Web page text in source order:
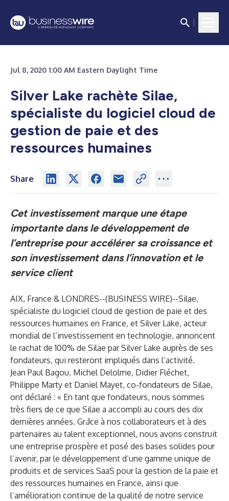
Jul 8, 2020 1:00 AM Eastern Daylight Time
Silver Lake rachète Silae,
spécialiste du logiciel cloud de
gestion de paie et des
ressources humaines
Share
Cet investissement marque une étape
importante dans le développement de
l’entreprise pour accélérer sa croissance et
son investissement dans l’innovation et le
service client
AIX, France & LONDRES--(BUSINESS WIRE)--Silae,
spécialiste du logiciel cloud de gestion de paie et des
ressources humaines en France, et Silver Lake, acteur
mondial de l’investissement en technologie, annoncent
le rachat de 100% de Silae par Silver Lake auprès de ses
fondateurs, qui resteront impliqués dans l’activité.
Jean Paul Bagou, Michel Delolme, Didier Fléchet,
Philippe Marty et Daniel Mayet, co-fondateurs de Silae,
ont déclaré : « En tant que fondateurs, nous sommes
très fiers de ce que Silae a accompli au cours des dix
dernières années. Grâce à nos collaborateurs et à des
partenaires au talent exceptionnel, nous avons construit
une entreprise prospère et posé des bases solides pour
l’avenir, par le développement d’une gamme unique de
produits et de services SaaS pour la gestion de la paie et
des ressources humaines en France, ainsi que
l’amélioration continue de la qualité de notre service